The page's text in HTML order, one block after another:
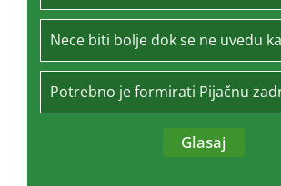
Nece biti bolje dok se ne uvedu
Potrebno je formirati Pijačnu